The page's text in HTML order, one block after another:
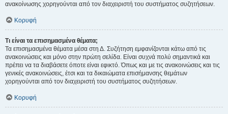
ανακοίνωσης χορηγούνται από τον διαχειριστή του συστήματος συζητήσεων.
Κορυφή
Τι είναι τα επισημασμένα θέματα;
Τα επισημασμένα θέματα μέσα στη Δ. Συζήτηση εμφανίζονται κάτω από τις
ανακοινώσεις και μόνο στην πρώτη σελίδα. Είναι συχνά πολύ σημαντικά και
πρέπει να τα διαβάσετε όποτε είναι εφικτό. Όπως και με τις ανακοινώσεις και τις
γενικές ανακοινώσεις, έτσι και τα δικαιώματα επισήμανσης θεμάτων
χορηγούνται από τον διαχειριστή του συστήματος συζητήσεων.
Κορυφή